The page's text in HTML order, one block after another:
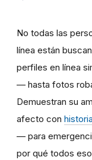
No todas las
línea están
perfiles en línea
— hasta fotos
Demuestran su
afecto con
— para
por qué todos